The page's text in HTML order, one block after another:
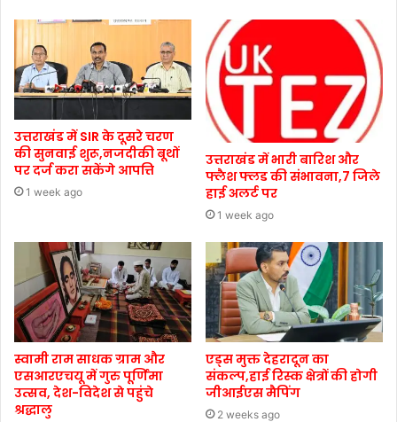
उत्तराखंड में SIR के दूसरे चरण
की सुनवाई शुरू,नजदीकी बूथों
पर दर्ज करा सकेंगे आपत्ति
1 week ago
उत्तराखंड में भारी बारिश और
फ्लैश फ्लड की संभावना,7 जिले
हाई अलर्ट पर
1 week ago
स्वामी राम साधक ग्राम और
एसआरएचयू में गुरु पूर्णिमा
उत्सव, देश-विदेश से पहुंचे
श्रद्धालु
एड्स मुक्त देहरादून का
संकल्प,हाई रिस्क क्षेत्रों की होगी
जीआईएस मैपिंग
2 weeks ago